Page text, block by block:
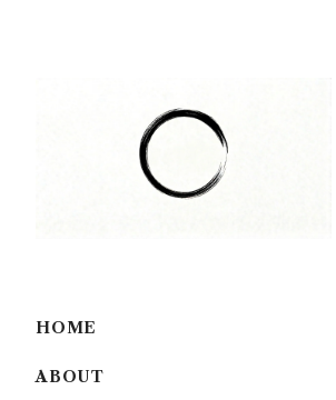
HOME
ABOUT